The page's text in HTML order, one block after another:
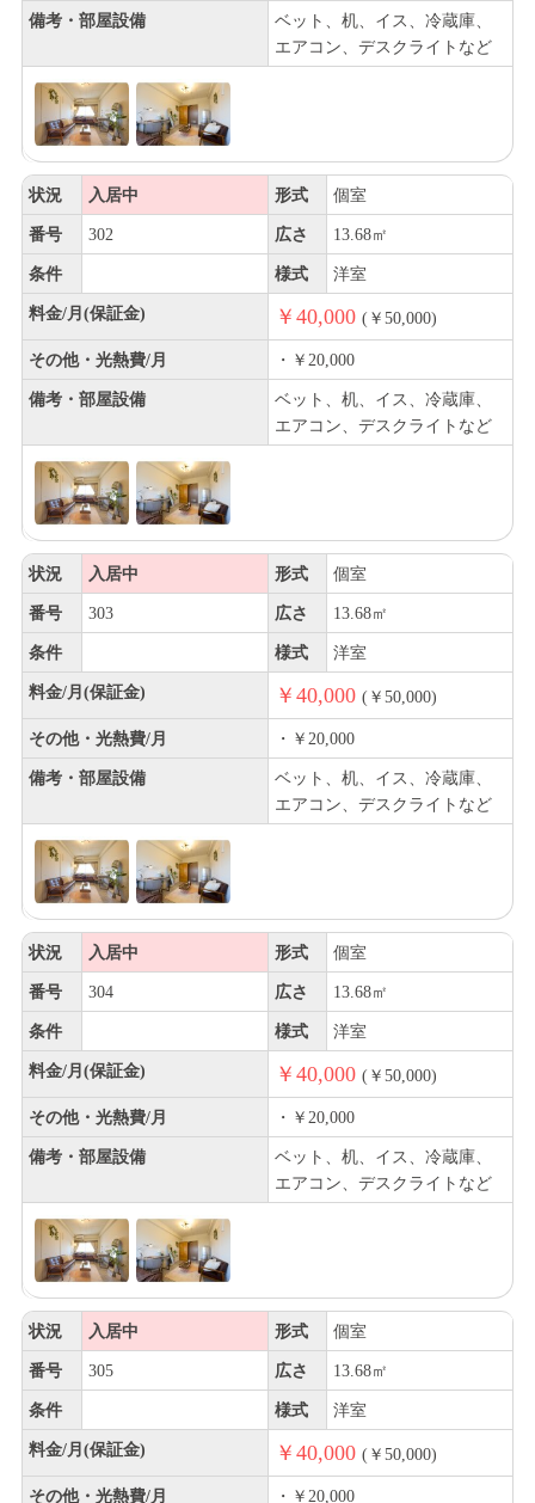
備考・部屋設備
ベット、机、イス、冷蔵庫、
エアコン、デスクライトなど
状況 入居中 形式 個室
番号 302 広さ 13.68㎡
条件 様式 洋室
料金/月(保証金) ￥40,000 (￥50,000)
その他・光熱費/月 ・￥20,000
備考・部屋設備
ベット、机、イス、冷蔵庫、
エアコン、デスクライトなど
状況 入居中 形式 個室
番号 303 広さ 13.68㎡
条件 様式 洋室
料金/月(保証金) ￥40,000 (￥50,000)
その他・光熱費/月 ・￥20,000
備考・部屋設備
ベット、机、イス、冷蔵庫、
エアコン、デスクライトなど
状況 入居中 形式 個室
番号 304 広さ 13.68㎡
条件 様式 洋室
料金/月(保証金) ￥40,000 (￥50,000)
その他・光熱費/月 ・￥20,000
備考・部屋設備
ベット、机、イス、冷蔵庫、
エアコン、デスクライトなど
状況 入居中 形式 個室
番号 305 広さ 13.68㎡
条件 様式 洋室
料金/月(保証金) ￥40,000 (￥50,000)
その他・光熱費/月 ・￥20,000